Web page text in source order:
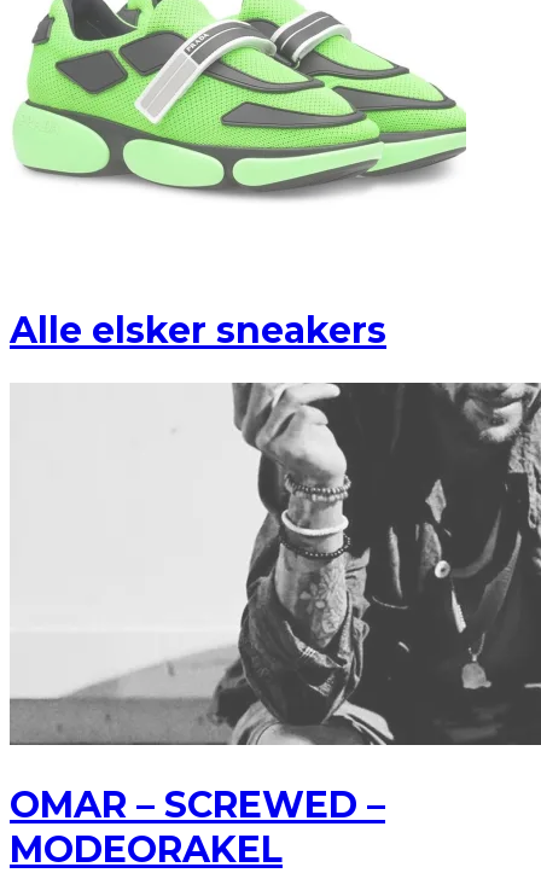
Alle elsker sneakers
OMAR – SCREWED –
MODEORAKEL